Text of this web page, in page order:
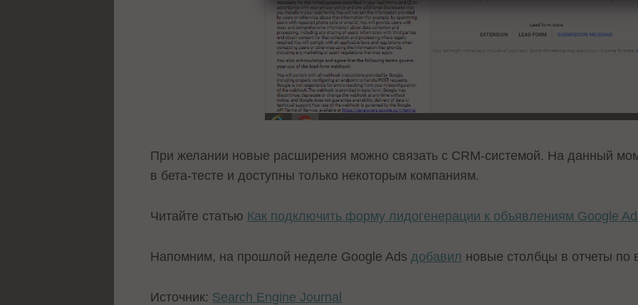
При желании новые расширения можно связать с CRM-системой. На данный
в бета-тесте и доступны только некоторым компаниям.
Читайте статью Как подключить форму лидогенерации к объявлениям Google
Напомним, на прошлой неделе Google Ads добавил новые столбцы в отчеты по
Источник: Search Engine Journal